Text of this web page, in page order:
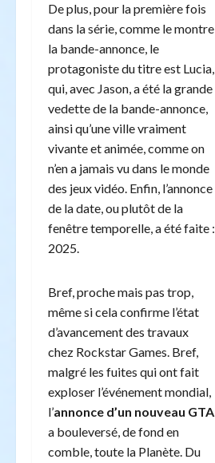
De plus, pour la première fois
dans la série, comme le montre
la bande-annonce, le
protagoniste du titre est Lucia,
qui, avec Jason, a été la grande
vedette de la bande-annonce,
ainsi qu’une ville vraiment
vivante et animée, comme on
n’en a jamais vu dans le monde
des jeux vidéo. Enfin, l’annonce
de la date, ou plutôt de la
fenêtre temporelle, a été faite :
2025.
Bref, proche mais pas trop,
même si cela confirme l’état
d’avancement des travaux
chez Rockstar Games. Bref,
malgré les fuites qui ont fait
exploser l’événement mondial,
l’annonce d’un nouveau GTA
a bouleversé, de fond en
comble, toute la Planète. Du